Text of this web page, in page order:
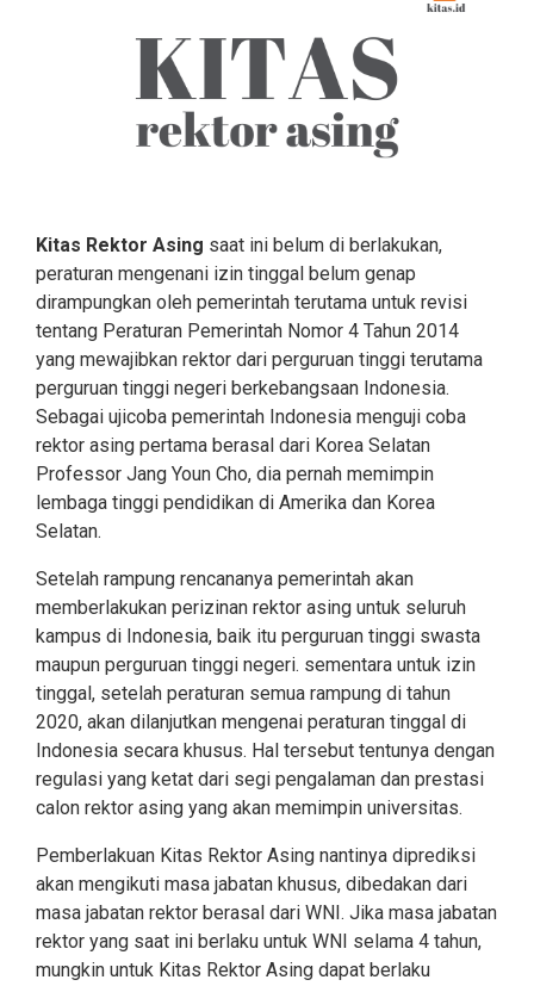
Kitas Rektor Asing saat ini belum di berlakukan,
peraturan mengenani izin tinggal belum genap
dirampungkan oleh pemerintah terutama untuk revisi
tentang Peraturan Pemerintah Nomor 4 Tahun 2014
yang mewajibkan rektor dari perguruan tinggi terutama
perguruan tinggi negeri berkebangsaan Indonesia.
Sebagai ujicoba pemerintah Indonesia menguji coba
rektor asing pertama berasal dari Korea Selatan
Professor Jang Youn Cho, dia pernah memimpin
lembaga tinggi pendidikan di Amerika dan Korea
Selatan.
Setelah rampung rencananya pemerintah akan
memberlakukan perizinan rektor asing untuk seluruh
kampus di Indonesia, baik itu perguruan tinggi swasta
maupun perguruan tinggi negeri. sementara untuk izin
tinggal, setelah peraturan semua rampung di tahun
2020, akan dilanjutkan mengenai peraturan tinggal di
Indonesia secara khusus. Hal tersebut tentunya dengan
regulasi yang ketat dari segi pengalaman dan prestasi
calon rektor asing yang akan memimpin universitas.
Pemberlakuan Kitas Rektor Asing nantinya diprediksi
akan mengikuti masa jabatan khusus, dibedakan dari
masa jabatan rektor berasal dari WNI. Jika masa jabatan
rektor yang saat ini berlaku untuk WNI selama 4 tahun,
mungkin untuk Kitas Rektor Asing dapat berlaku